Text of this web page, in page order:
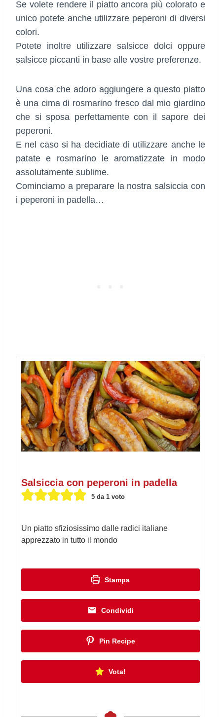
Se volete rendere il piatto ancora più colorato e
unico potete anche utilizzare peperoni di diversi
colori.
Potete inoltre utilizzare salsicce dolci oppure
salsicce piccanti in base alle vostre preferenze.
Una cosa che adoro aggiungere a questo piatto
è una cima di rosmarino fresco dal mio giardino
che si sposa perfettamente con il sapore dei
peperoni.
E nel caso si ha decidiate di utilizzare anche le
patate e rosmarino le aromatizzate in modo
assolutamente sublime.
Cominciamo a preparare la nostra salsiccia con
i peperoni in padella…
Salsiccia con peperoni in padella
5da 1 voto
Un piatto sfiziosissimo dalle radici italiane
apprezzato in tutto il mondo
Stampa
Condividi
Pin Recipe
Vota!